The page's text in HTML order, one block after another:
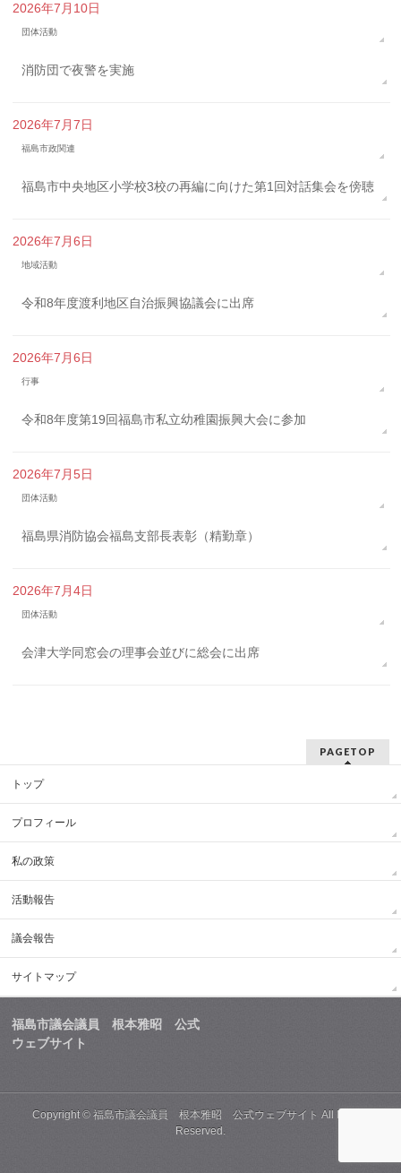
2026年7月10日
団体活動
消防団で夜警を実施
2026年7月7日
福島市政関連
福島市中央地区小学校3校の再編に向けた第1回対話集会を傍聴
2026年7月6日
地域活動
令和8年度渡利地区自治振興協議会に出席
2026年7月6日
行事
令和8年度第19回福島市私立幼稚園振興大会に参加
2026年7月5日
団体活動
福島県消防協会福島支部長表彰（精勤章）
2026年7月4日
団体活動
会津大学同窓会の理事会並びに総会に出席
PAGETOP
トップ
プロフィール
私の政策
活動報告
議会報告
サイトマップ
福島市議会議員 根本雅昭 公式
ウェブサイト
Copyright ©福島市議会議員 根本雅昭 公式ウェブサイト All Rights
Reserved.